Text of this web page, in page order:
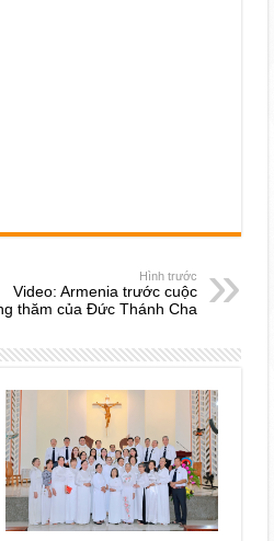
Hình trước
Video: Armenia trước cuộc
thăm của Đức Thánh Cha